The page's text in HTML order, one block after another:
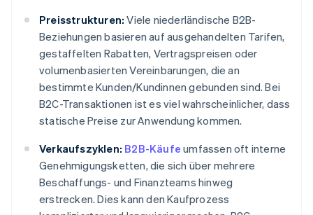
Preisstrukturen: Viele niederländische B2B-
Beziehungen basieren auf ausgehandelten Tarifen,
gestaffelten Rabatten, Vertragspreisen oder
volumenbasierten Vereinbarungen, die an
bestimmte Kunden/Kundinnen gebunden sind. Bei
B2C-Transaktionen ist es viel wahrscheinlicher, dass
statische Preise zur Anwendung kommen.
Verkaufszyklen: B2B-Käufe umfassen oft interne
Genehmigungsketten, die sich über mehrere
Beschaffungs- und Finanzteams hinweg
erstrecken. Dies kann den Kaufprozess